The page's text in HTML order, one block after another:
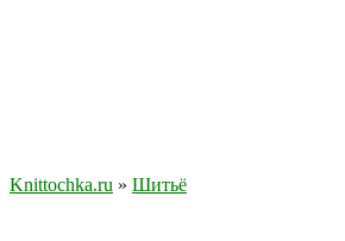
Knittochka.ru » Шитьё